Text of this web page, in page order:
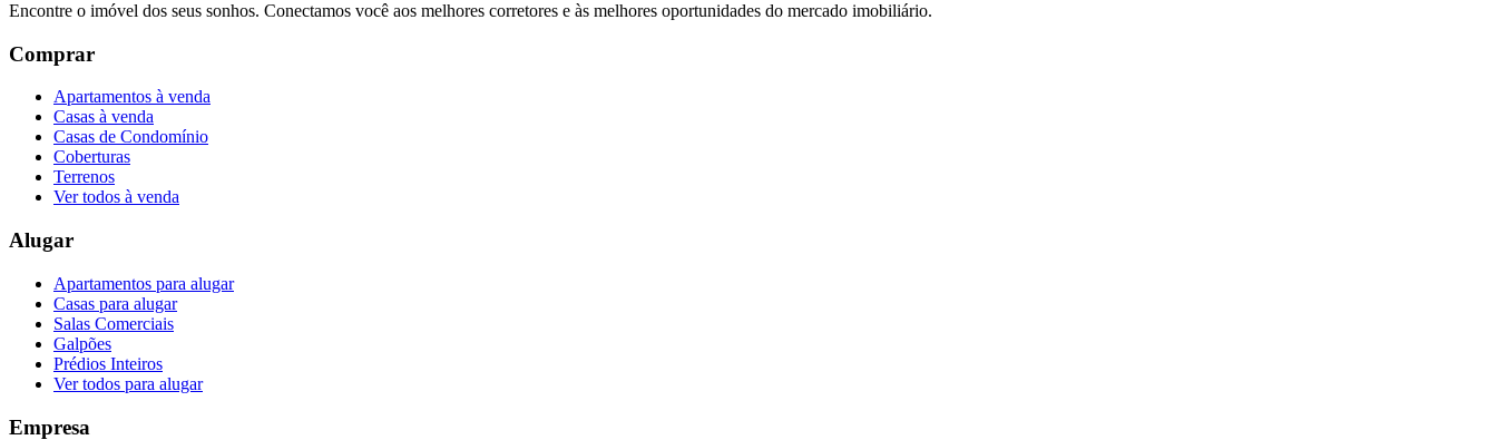
Encontre o imóvel dos seus sonhos. Conectamos você aos melhores corretores e às melhores oportunidades do mercado imobiliário.
Comprar
Apartamentos à venda
Casas à venda
Casas de Condomínio
Coberturas
Terrenos
Ver todos à venda
Alugar
Apartamentos para alugar
Casas para alugar
Salas Comerciais
Galpões
Prédios Inteiros
Ver todos para alugar
Empresa